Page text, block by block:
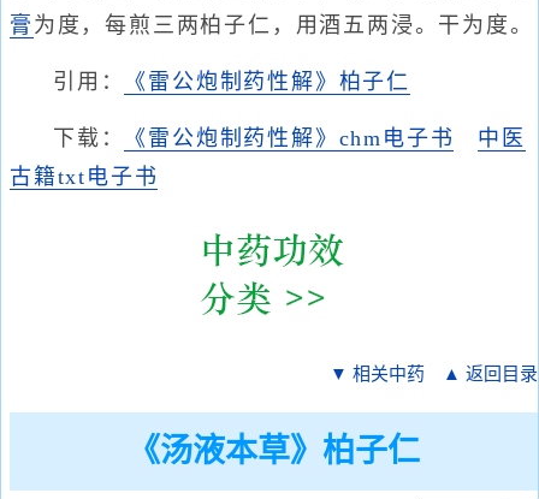
膏 为度，每煎三两柏子仁，用酒五两浸。干为度。
引用： 《雷公炮制药性解》柏子仁
下载： 《雷公炮制药性解》chm电子书
中医
古籍txt电子书
▼ 相关中药 ▲ 返回目录
《汤液本草》柏子仁